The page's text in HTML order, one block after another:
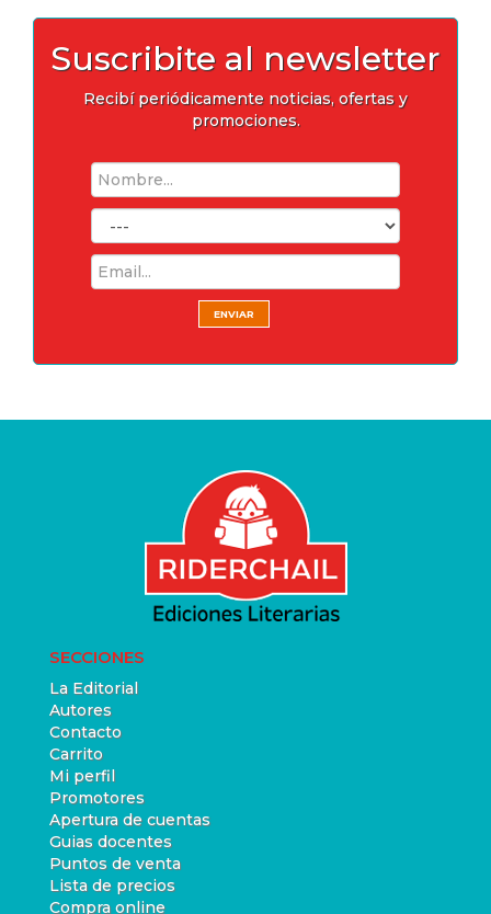
Suscribite al newsletter
Recibí periódicamente noticias, ofertas y
promociones.
SECCIONES
La Editorial
Autores
Contacto
Carrito
Mi perfil
Promotores
Apertura de cuentas
Guias docentes
Puntos de venta
Lista de precios
Compra online